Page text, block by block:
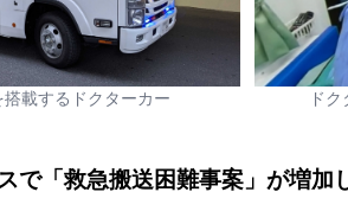
載するドクターカー ド
で「救急搬送困難事案」が増加